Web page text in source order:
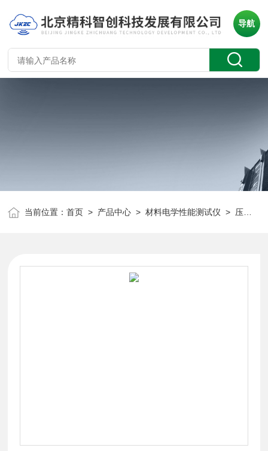
导航
当前位置：首页 > 产品中心 >材料电学性能测试仪 > 压电阻抗分析仪